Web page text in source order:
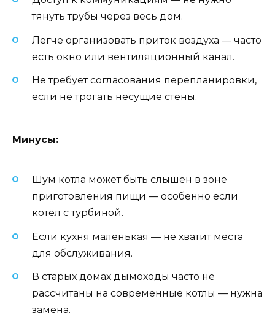
тянуть трубы через весь дом.
Легче организовать приток воздуха — часто
есть окно или вентиляционный канал.
Не требует согласования перепланировки,
если не трогать несущие стены.
Минусы:
Шум котла может быть слышен в зоне
приготовления пищи — особенно если
котёл с турбиной.
Если кухня маленькая — не хватит места
для обслуживания.
В старых домах дымоходы часто не
рассчитаны на современные котлы — нужна
замена.